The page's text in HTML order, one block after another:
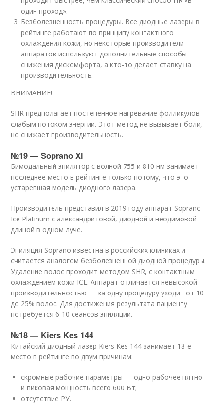
один проход».
Безболезненность процедуры. Все диодные лазеры в
рейтинге работают по принципу контактного
охлаждения кожи, но некоторые производители
аппаратов используют дополнительные способы
снижения дискомфорта, а кто-то делает ставку на
производительность.
ВНИМАНИЕ!
SHR предполагает постепенное нагревание фолликулов
слабым потоком энергии. Этот метод не вызывает боли,
но снижает производительность.
№19 — Soprano Xl
Бимодальный эпилятор с волной 755 и 810 нм занимает
последнее место в рейтинге только потому, что это
устаревшая модель диодного лазера.
Производитель представил в 2019 году аппарат Soprano
Ice Platinum с александритовой, диодной и неодимовой
длиной в одном луче.
Эпиляция Soprano известна в российских клиниках и
считается аналогом безболезненной диодной процедуры.
Удаление волос проходит методом SHR, с контактным
охлаждением кожи ICE. Аппарат отличается невысокой
производительностью — за одну процедуру уходит от 10
до 25% волос. Для достижения результата пациенту
потребуется 6-10 сеансов эпиляции.
№18 — Kiers Kes 144
Китайский диодный лазер Kiers Kes 144 занимает 18-е
место в рейтинге по двум причинам:
скромные рабочие параметры — одно рабочее пятно
и пиковая мощность всего 600 Вт;
отсутствие РУ.